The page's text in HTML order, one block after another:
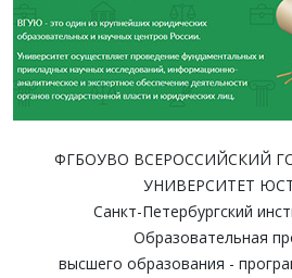
ФГБОУВО ВСЕРОССИЙСКИЙ
УНИВЕРСИТЕТ
Санкт-Петербургский
Образовательная
высшего образования -